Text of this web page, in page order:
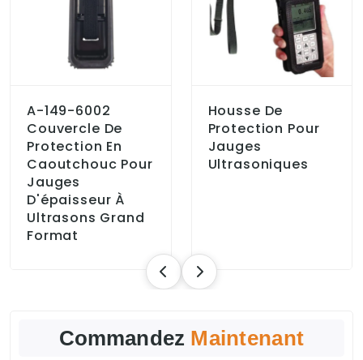
A-149-6002
Couvercle De
Protection En
Caoutchouc Pour
Jauges
D'épaisseur À
Ultrasons Grand
Format
Housse De
Protection Pour
Jauges
Ultrasoniques
Commandez Maintenant